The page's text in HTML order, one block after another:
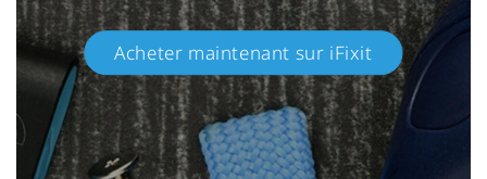
Acheter maintenant sur iFixit​